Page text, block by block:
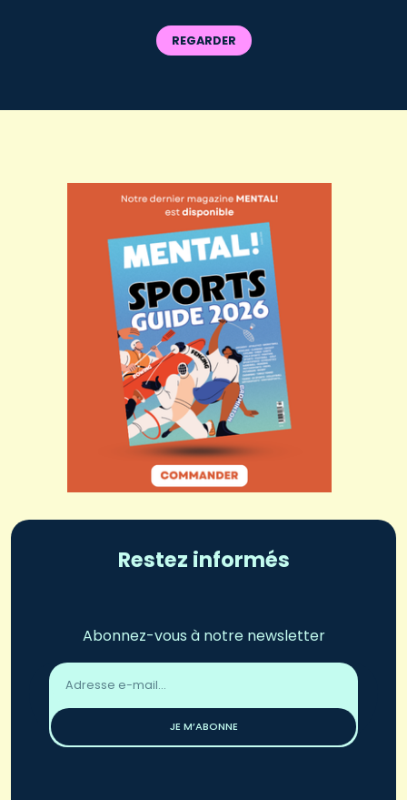
REGARDER
Restez informés
Abonnez-vous à notre newsletter
Adresse
email
JE M’ABONNE